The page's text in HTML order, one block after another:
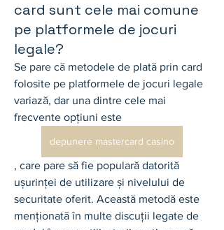
card sunt cele mai comune
pe platformele de jocuri
legale?
Se pare că metodele de plată prin card
folosite pe platformele de jocuri legale
variază, dar una dintre cele mai
frecvente opțiuni este
depunere mastercard casino
, care pare să fie populară datorită
ușurinței de utilizare și nivelului de
securitate oferit. Această metodă este
menționată în multe discuții legate de